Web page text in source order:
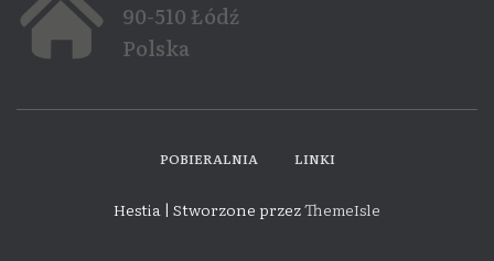
90-510 Łódź
Polska
POBIERALNIA LINKI
Hestia | Stworzone przezThemeIsle